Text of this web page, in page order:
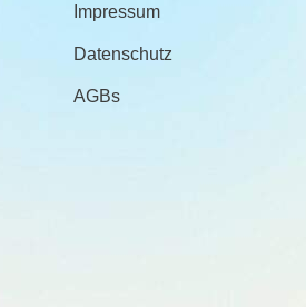
Impressum
Datenschutz
AGBs